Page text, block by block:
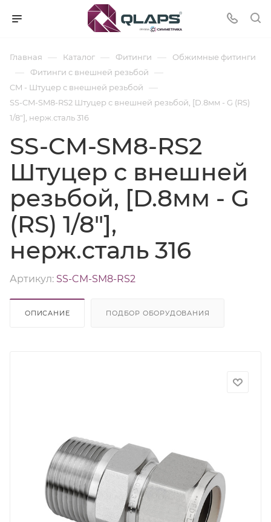
Главная — Каталог — Фитинги — Обжимные фитинги
— Фитинги с внешней резьбой —
CM - Штуцер с внешней резьбой —
SS-CM-SM8-RS2 Штуцер с внешней резьбой, [D.8мм - G (RS)
1/8"], нерж.сталь 316
SS-CM-SM8-RS2
Штуцер с внешней
резьбой, [D.8мм - G
(RS) 1/8"],
нерж.сталь 316
Артикул: SS-CM-SM8-RS2
ОПИСАНИЕ ПОДБОР ОБОРУДОВАНИЯ